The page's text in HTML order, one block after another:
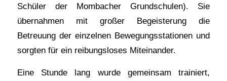
Schüler der Mombacher Grundschulen). Sie
übernahmen mit großer Begeisterung die
Betreuung der einzelnen Bewegungsstationen und
sorgten für ein reibungsloses Miteinander.
Eine Stunde lang wurde gemeinsam trainiert,